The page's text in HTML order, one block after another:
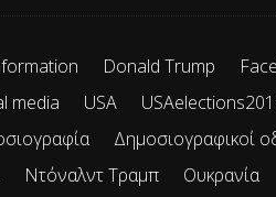
Donald Trump
media
USA
Δημοσιογραφικοί
Ντόναλντ Τραμπ Ουκρανία